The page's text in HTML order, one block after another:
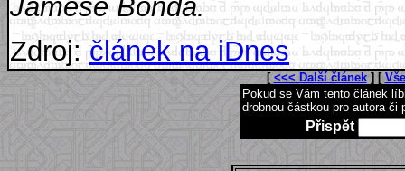
Jamese Bonda.
Zdroj:článek na iDnes
[ <<< Další článek] [
Pokud se Vám tento článek
drobnou částkou pro autora či
Přispět